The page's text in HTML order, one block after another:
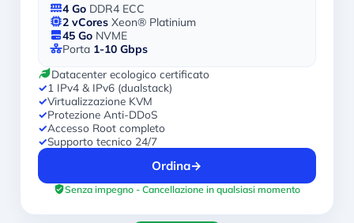
4 Go DDR4 ECC
2 vCores Xeon® Platinium
45 Go NVME
Porta 1-10 Gbps
Datacenter ecologico certificato
✓1 IPv4 & IPv6 (dualstack)
✓Virtualizzazione KVM
✓Protezione Anti-DDoS
✓Accesso Root completo
✓Supporto tecnico 24/7
Ordina→
Senza impegno - Cancellazione in qualsiasi momento